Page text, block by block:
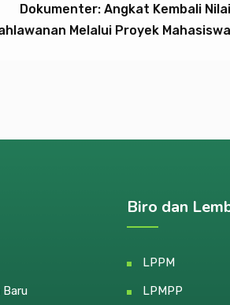
Dokumenter: Angkat Kembali Nilai
Melalui Proyek Mahasiswa
Biro dan
LPPM
LPMPP